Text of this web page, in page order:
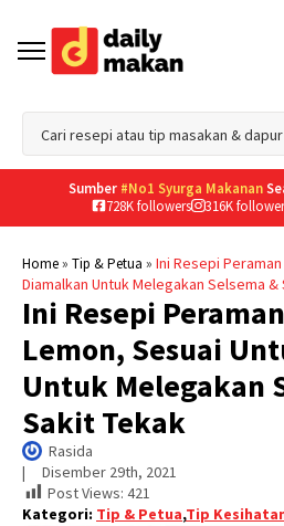
Sumber #No1 Syurga Makanan
728K followers
316K
Home» Tip & Petua » Ini Resepi
Diamalkan Untuk Melegakan Selsema &
Ini Resepi
Lemon, Sesuai
Untuk Melegakan
Sakit Tekak
Rasida
| Disember 29th, 2021
Post Views: 421
Kategori: Tip & Petua,Tip